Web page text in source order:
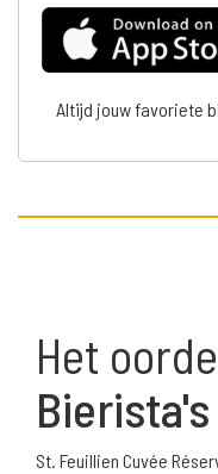
Altijd jouw favoriete
Het
Bierista's
St. Feuillien Cuvée